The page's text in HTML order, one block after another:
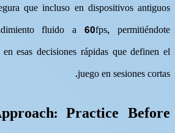
que incluso en dispositivos antiguos
fluido a 60fps, permitiéndote
esas decisiones rápidas que definen el
juego en sesiones cortas.
Practice Before